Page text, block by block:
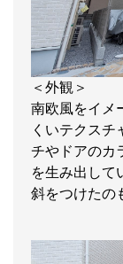
＜外観＞
南欧風をイメ
くいテクスチ
チやドアのカ
を生み出して
斜をつけたの